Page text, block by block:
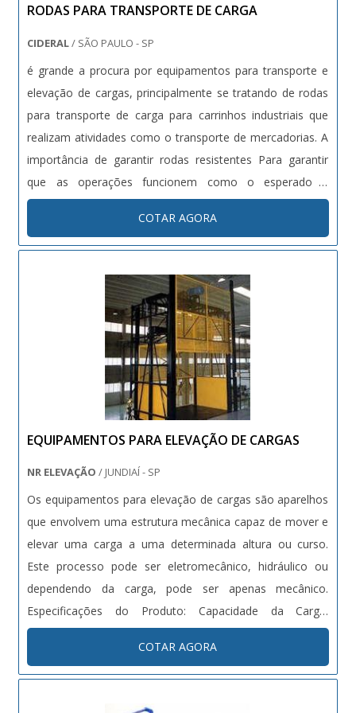
profissionais competentes e em equipamentos
inovadores. A Bento Carrinhos é uma empresa que tem
garantem o sucesso aos parceiros de ponta a ponta..
RODAS PARA TRANSPORTE DE CARGA
CIDERAL/ SÃO PAULO - SP
é grande a procura por equipamentos para transporte e
elevação de cargas, principalmente se tratando de rodas
para transporte de carga para carrinhos industriais que
realizam atividades como o transporte de mercadorias. A
importância de garantir rodas resistentes Para garantir
que as operações funcionem como o esperado é
imprescindível garantir que os componentes dos
equipamentos industriais sejam de qualidade. Para isso, é
necessário garanti....
COTAR AGORA
EQUIPAMENTOS PARA ELEVAÇÃO DE CARGAS
NR ELEVAÇÃO / JUNDIAÍ - SP
Os equipamentos para elevação de cargas são aparelhos
que envolvem uma estrutura mecânica capaz de mover e
elevar uma carga a uma determinada altura ou curso.
Este processo pode ser eletromecânico, hidráulico ou
dependendo da carga, pode ser apenas mecânico.
Especificações do Produto: Capacidade da Carga:
Conforme projeto; Largura X Comprimento: Conforme
projeto; Altura de Elevação: Conforme projeto; Velocidade
de Elevação: Conforme projet....
COTAR AGORA